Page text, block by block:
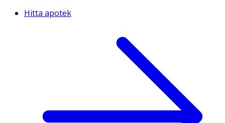
Hitta apotek